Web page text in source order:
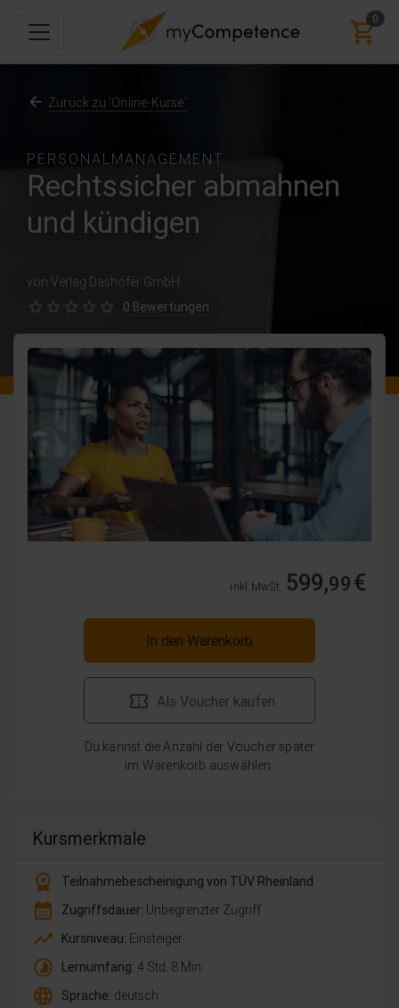
0
PERSONALMANAGEMENT
Rechtssicher abmahnen
und kündigen
von Verlag Dashöfer GmbH
0 Bewertungen
Zurück zu 'Online-Kurse'
inkl. MwSt. 599,99€
In den Warenkorb
Als Voucher kaufen
Du kannst die Anzahl der Voucher später
im Warenkorb auswählen.
Kursmerkmale
workspace_premium
Teilnahmebescheinigung von TÜV Rheinland
calendar_month Zugriffsdauer: Unbegrenzter Zugriff
trending_up Kursniveau: Einsteiger
timelapse Lernumfang: 4 Std. 8 Min.
language Sprache: deutsch